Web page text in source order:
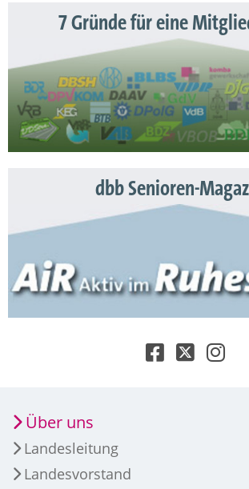
7 Gründe für eine
dbb Senioren-
Über uns
Landesleitung
Landesvorstand